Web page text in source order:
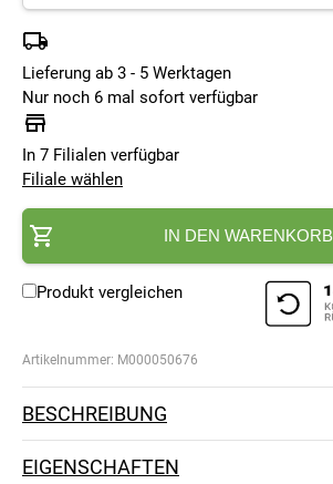
Lieferung ab 3 - 5 Werktagen
Nur noch 6 mal sofort verfügbar
In 7 Filialen verfügbar
Filiale wählen
IN DEN WARENKORB
Produkt vergleichen
Artikelnummer: M000050676
BESCHREIBUNG
EIGENSCHAFTEN